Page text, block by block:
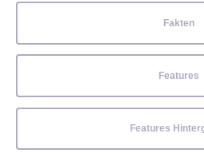
Fakten
Features
Features